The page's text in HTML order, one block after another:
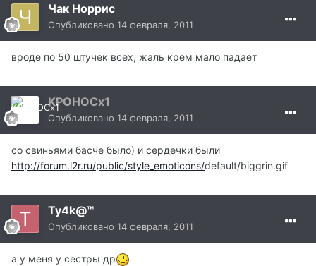
Чак Норрис
Опубликовано 14 февраля, 2011
вроде по 50 штучек всех, жаль крем мало падает
KPOHOCx1
Опубликовано 14 февраля, 2011
со свиньями басче было) и сердечки были
http://forum.l2r.ru/public/style_emoticons/default/biggrin.gif
Ty4k@™
Опубликовано 14 февраля, 2011
а у меня у сестры др